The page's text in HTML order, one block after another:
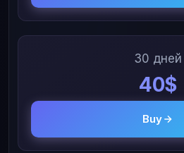
30 дней
40$
Buy